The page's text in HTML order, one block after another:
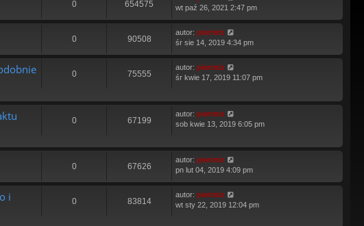
0 654575
wt paź 26, 2021 2:47 pm
0 90508
autor: piotrniz
śr sie 14, 2019 4:34 pm
0 75555
autor: piotrniz
śr kwie 17, 2019 11:07 pm
0 67199
autor: piotrniz
sob kwie 13, 2019 6:05 pm
0 67626
autor: piotrniz
pn lut 04, 2019 4:09 pm
i
0 83814
autor: piotrniz
wt sty 22, 2019 12:04 pm